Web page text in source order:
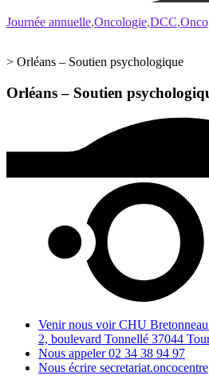
Journée annuelle Oncologie DCC
> Orléans – Soutien psychologique
Orléans – Soutien
Venir nous voir CHU
2, boulevard Tonnellé 37044
Nous appeler 02 34 38 94 97
Nous écrire